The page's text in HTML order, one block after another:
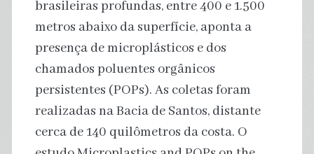
brasileiras profundas, entre 400 e 1.500
metros abaixo da superfície, aponta a
presença de microplásticos e dos
chamados poluentes orgânicos
persistentes (POPs). As coletas foram
realizadas na Bacia de Santos, distante
cerca de 140 quilômetros da costa. O